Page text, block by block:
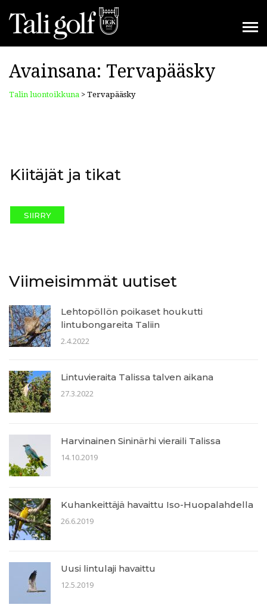
Avainsana: Tervapääsky
Talin luontoikkuna > Tervapääsky
Kiitäjät ja tikat
SIIRRY
Viimeisimmät uutiset
Lehtopöllön poikaset houkutti
lintubongareita Taliin
2.4.2022
Lintuvieraita Talissa talven aikana
27.3.2022
Harvinainen Sininärhi vieraili Talissa
14.10.2019
Kuhankeittäjä havaittu Iso-Huopalahdella
26.6.2019
Uusi lintulaji havaittu
12.5.2019